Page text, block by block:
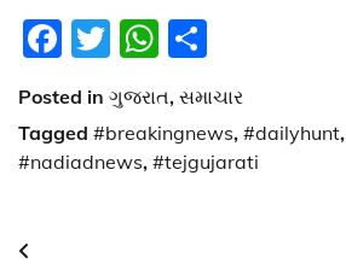
Facebook
TwitterWhatsApp
Posted in ગુજરાત, સમાચાર
Tagged #breakingnews, #dailyhunt,
#nadiadnews, #tejgujarati
Post